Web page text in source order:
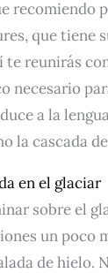
recomiendo
que tiene
te reunirás
necesario
a la
la cascada
en el glaciar
sobre el
un poco
de hielo.